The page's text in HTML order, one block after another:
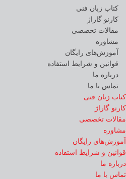
کتاب زبان فنی
کارنو گاراژ
مقالات تخصصی
مشاوره
آموزش‌های رایگان
قوانین و شرایط استفاده
درباره ما
تماس با ما
کتاب زبان فنی
کارنو گاراژ
مقالات تخصصی
مشاوره
آموزش‌های رایگان
قوانین و شرایط استفاده
درباره ما
تماس با ما